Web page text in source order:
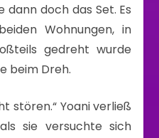
dann doch das Set. Es
Wohnungen, in
gedreht wurde
beim Dreh.
stören.“ Yoani verließ
sie versuchte sich